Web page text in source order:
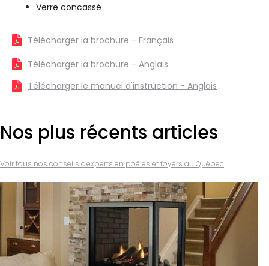
Verre concassé
Télécharger la brochure - Français
Télécharger la brochure - Anglais
Télécharger le manuel d'instruction - Anglais
Nos plus récents articles
Voir tous nos conseils d'experts en poêles et foyers au Québec